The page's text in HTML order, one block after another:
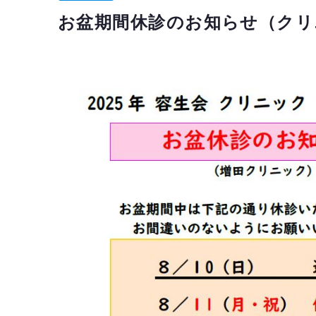
お盆期間休診のお知らせ（ク